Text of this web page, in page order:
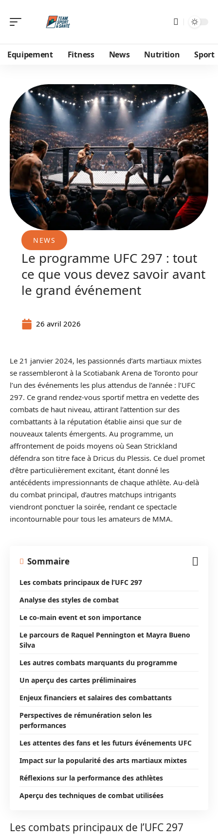
Equipement Fitness News Nutrition Sport
NEWS
Le programme UFC 297 : tout
ce que vous devez savoir avant
le grand événement
26 avril 2026
Le 21 janvier 2024, les passionnés d’arts martiaux mixtes
se rassembleront à la Scotiabank Arena de Toronto pour
l’un des événements les plus attendus de l’année : l’UFC
297. Ce grand rendez-vous sportif mettra en vedette des
combats de haut niveau, attirant l’attention sur des
combattants à la réputation établie ainsi que sur de
nouveaux talents émergents. Au programme, un
affrontement de poids moyens où Sean Strickland
défendra son titre face à Dricus du Plessis. Ce duel promet
d’être particulièrement excitant, étant donné les
antécédents impressionnants de chaque athlète. Au-delà
du combat principal, d’autres matchups intrigants
viendront ponctuer la soirée, rendant ce spectacle
incontournable pour tous les amateurs de MMA.
Sommaire
Les combats principaux de l’UFC 297
Analyse des styles de combat
Le co-main event et son importance
Le parcours de Raquel Pennington et Mayra Bueno
Silva
Les autres combats marquants du programme
Un aperçu des cartes préliminaires
Enjeux financiers et salaires des combattants
Perspectives de rémunération selon les
performances
Les attentes des fans et les futurs événements UFC
Impact sur la popularité des arts martiaux mixtes
Réflexions sur la performance des athlètes
Aperçu des techniques de combat utilisées
Les combats principaux de l’UFC 297